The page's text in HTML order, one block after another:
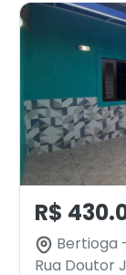
R$
Bertioga
Rua Doutor